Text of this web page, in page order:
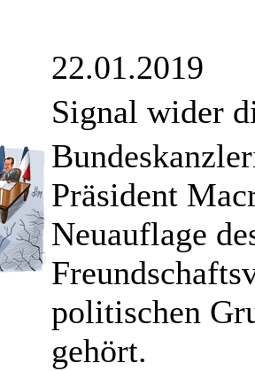
22.01.2019
Signal wider
Präsident
Neuauflage
politischen
gehört.